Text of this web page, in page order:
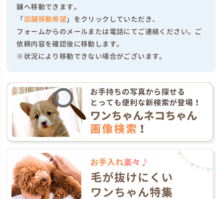
舗へ移動できます。
「店舗移動希望」をクリックしていただき、
フォームからのメールまたは電話にてご連絡ください。ご
依頼内容を確認後に移動します。
※状況により移動できない場合がございます。